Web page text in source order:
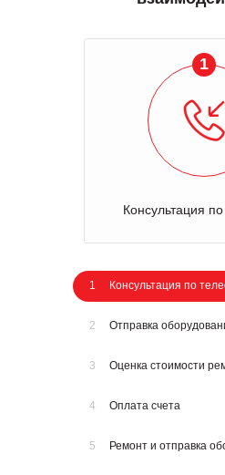
1
Консультация
1 Консультация по
2 Отправка
3 Оценка стоимости
4 Оплата счета
5 Ремонт и отправка